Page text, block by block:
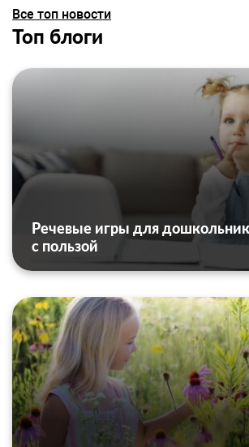
Все топ новости
Топ блоги
Речевые игры для
с пользой